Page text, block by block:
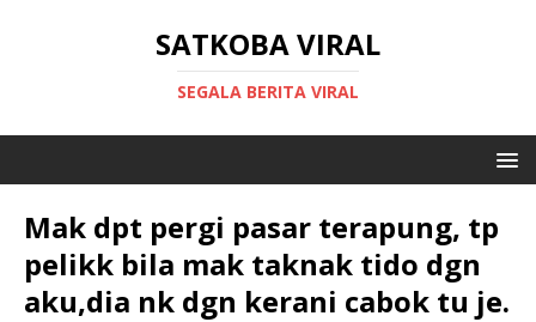
SATKOBA VIRAL
SEGALA BERITA VIRAL
Mak dpt pergi pasar terapung, tp
pelikk bila mak taknak tido dgn
aku,dia nk dgn kerani cabok tu je.